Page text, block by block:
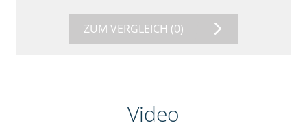
ZUM VERGLEICH (0)
Video